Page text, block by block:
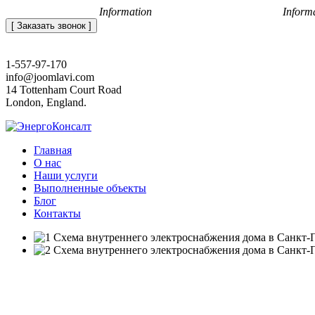
Information
[ Заказать звонок ]
1-557-97-170
info@joomlavi.com
14 Tottenham Court Road
London, England.
Главная
О нас
Наши услуги
Выполненные объекты
Блог
Контакты